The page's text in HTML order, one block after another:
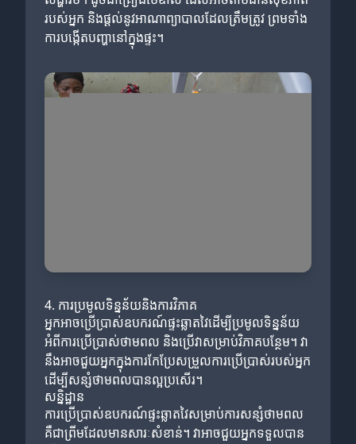
របស់អ្នក និងផ្តល់នូវអាណាព្យាបាលដែលត្រឹមត្រូវ ព្រមទាំង
ការបង្កើតបញ្ហានៅក្នុងផ្ទះ។
4. ការប្រមូលទិន្នន័យនិងការវិភាគ
អ្នកអាចប្រើប្រាស់ឧបករណ៍ផ្ទះឆ្លាតវៃដើម្បីប្រមូលទិន្នន័យ
អំពីការប្រើប្រាស់ថាមពល និងប្រើវាសម្រាប់វិភាគបន្ថែម។ វា
នឹងអាចជួយអ្នកក្នុងការកែប្រែសម្រួលការប្រើប្រាស់របស់អ្នក
ដើម្បីសន្សំថាមពលបានល្អប្រសើរ។
សន្និដ្ឋាន
ការប្រើប្រាស់ឧបករណ៍ផ្ទះឆ្លាតវៃសម្រាប់ការសន្សំថាមពល
គឺជាព្រីមដែលមានសារៈសំខាន់។ វា​អាច​ជួយអ្នកទទួលបាន